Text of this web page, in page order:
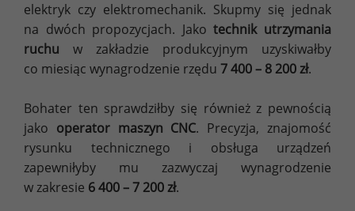
elektryk czy elektromechanik. Skupmy się jednak
na dwóch propozycjach. Jakotechnik utrzymania
ruchu w zakładzie produkcyjnym uzyskiwałby
co miesiąc wynagrodzenie rzędu 7 400 – 8 200 zł.
Bohater ten sprawdziłby się również z pewnością
jako operator maszyn CNC. Precyzja, znajomość
rysunku technicznego i obsługa urządzeń
zapewniłyby mu zazwyczaj wynagrodzenie
w zakresie 6 400 – 7 200 zł.